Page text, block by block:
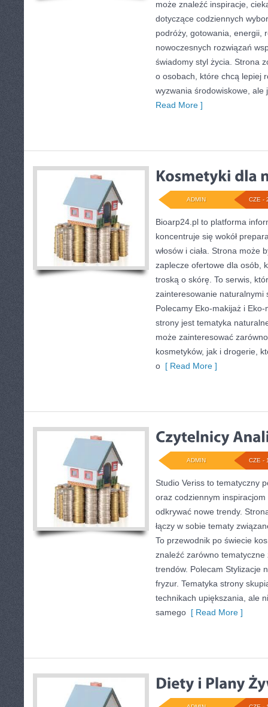
może znaleźć inspiracje,
dotyczące codziennych
podróży, gotowania, energii,
nowoczesnych rozwiązań
świadomy styl życia. Strona
o osobach, które chcą lepiej
wyzwania środowiskowe, ale
Read More ]
CZE -
ADMIN
Bioarp24.pl to platforma
koncentruje się wokół
włosów i ciała. Strona może
zaplecze ofertowe dla osób,
troską o skórę. To serwis,
zainteresowanie naturalnymi
Polecamy Eko-makijaż i
strony jest tematyka
może zainteresować
kosmetyków, jak i drogerie,
o [ Read More ]
CZE -
ADMIN
Studio Veriss to tematyczny
oraz codziennym
odkrywać nowe trendy.
łączy w sobie tematy
To przewodnik po świecie
znaleźć zarówno
trendów. Polecam Stylizacje
fryzur. Tematyka strony
technikach upiększania, ale
samego [ Read More ]